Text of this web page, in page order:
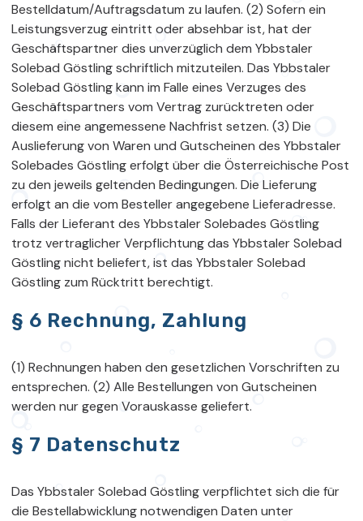
Bestelldatum/Auftragsdatum zu laufen. (2) Sofern ein
Leistungsverzug eintritt oder absehbar ist, hat der
Geschäftspartner dies unverzüglich dem Ybbstaler
Solebad Göstling schriftlich mitzuteilen. Das Ybbstaler
Solebad Göstling kann im Falle eines Verzuges des
Geschäftspartners vom Vertrag zurücktreten oder
diesem eine angemessene Nachfrist setzen. (3) Die
Auslieferung von Waren und Gutscheinen des Ybbstaler
Solebades Göstling erfolgt über die Österreichische Post
zu den jeweils geltenden Bedingungen. Die Lieferung
erfolgt an die vom Besteller angegebene Lieferadresse.
Falls der Lieferant des Ybbstaler Solebades Göstling
trotz vertraglicher Verpflichtung das Ybbstaler Solebad
Göstling nicht beliefert, ist das Ybbstaler Solebad
Göstling zum Rücktritt berechtigt.
§ 6 Rechnung, Zahlung
(1) Rechnungen haben den gesetzlichen Vorschriften zu
entsprechen. (2) Alle Bestellungen von Gutscheinen
werden nur gegen Vorauskasse geliefert.
§ 7 Datenschutz
Das Ybbstaler Solebad Göstling verpflichtet sich die für
die Bestellabwicklung notwendigen Daten unter